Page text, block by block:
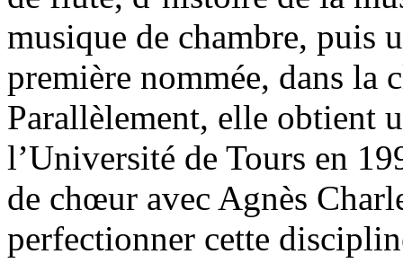
musique de chambre, puis
première nommée, dans la
Parallèlement, elle obtient
l’Université de Tours en
de chœur avec Agnès
perfectionner cette